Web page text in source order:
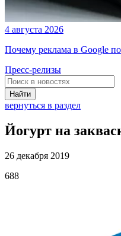
4 августа 2026
Почему реклама в Google
Пресс-релизы
Найти
вернуться в раздел
Йогурт на
26 декабря 2019
688